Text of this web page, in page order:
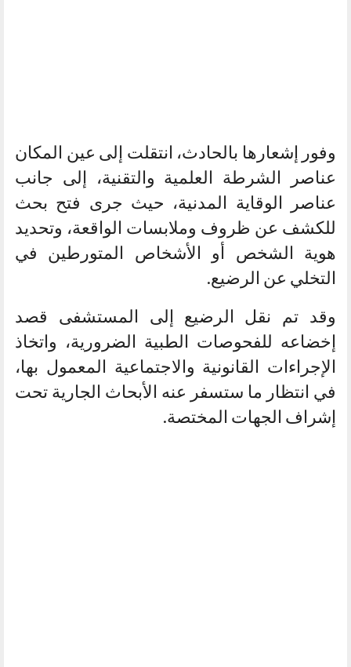
وفور إشعارها بالحادث، انتقلت إلى عين المكان
عناصر الشرطة العلمية والتقنية، إلى جانب
عناصر الوقاية المدنية، حيث جرى فتح بحث
للكشف عن ظروف وملابسات الواقعة، وتحديد
هوية الشخص أو الأشخاص المتورطين في
التخلي عن الرضيع.
وقد تم نقل الرضيع إلى المستشفى قصد
إخضاعه للفحوصات الطبية الضرورية، واتخاذ
الإجراءات القانونية والاجتماعية المعمول بها،
في انتظار ما ستسفر عنه الأبحاث الجارية تحت
إشراف الجهات المختصة.